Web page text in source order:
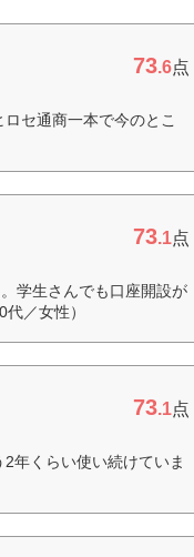
73.6点
セ通商一本で今のとこ
73.1点
学生さんでも口座開設が
／女性）
73.1点
年くらい使い続けていま